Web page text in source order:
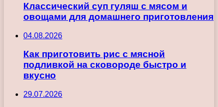
Классический суп гуляш с мясом и
овощами для домашнего приготовления
04.08.2026
Как приготовить рис с мясной
подливкой на сковороде быстро и
вкусно
29.07.2026